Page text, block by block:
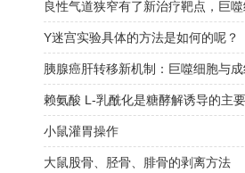
Y迷宫实验具体的方法是如何的呢？
小鼠灌胃操作
大鼠股骨、胫骨、腓骨的剥离方法